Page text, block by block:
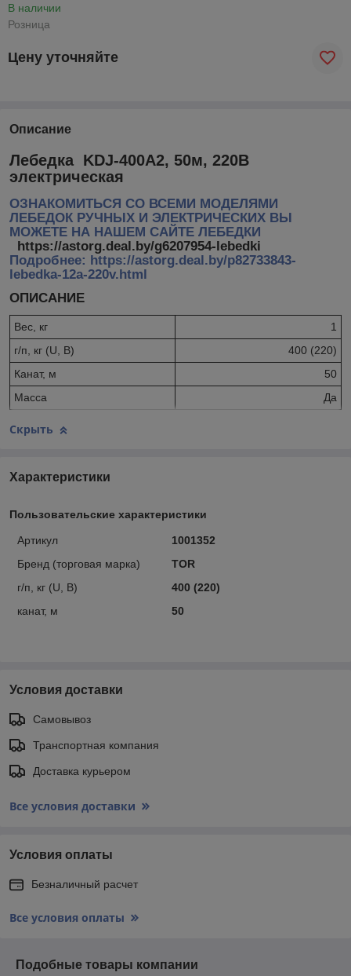
В наличии
Розница
Цену уточняйте
Описание
Лебедка KDJ-400A2, 50м, 220В
электрическая
ОЗНАКОМИТЬСЯ СО ВСЕМИ МОДЕЛЯМИ
ЛЕБЕДОК РУЧНЫХ И ЭЛЕКТРИЧЕСКИХ ВЫ
МОЖЕТЕ НА НАШЕМ САЙТЕ ЛЕБЕДКИ
https://astorg.deal.by/g6207954-lebedki
Подробнее: https://astorg.deal.by/p82733843-
lebedka-12a-220v.html
ОПИСАНИЕ
Вес, кг
1
г/п, кг (U, В)
400 (220)
Канат, м
50
Масса
Да
Скрыть
Характеристики
Пользовательские характеристики
Артикул
1001352
Бренд (торговая марка)
TOR
г/п, кг (U, В)
400 (220)
канат, м
50
Условия доставки
Самовывоз
Транспортная компания
Доставка курьером
Все условия доставки
Условия оплаты
Безналичный расчет
Все условия оплаты
Подобные товары компании